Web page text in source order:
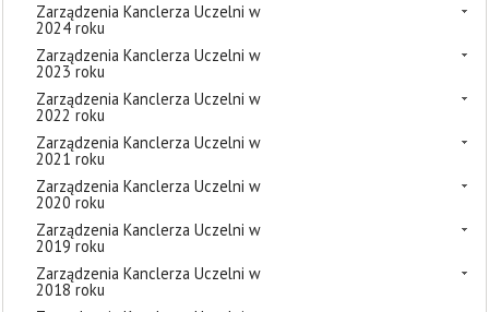
Zarządzenia Kanclerza Uczelni w
2024 roku
Zarządzenia Kanclerza Uczelni w
2023 roku
Zarządzenia Kanclerza Uczelni w
2022 roku
Zarządzenia Kanclerza Uczelni w
2021 roku
Zarządzenia Kanclerza Uczelni w
2020 roku
Zarządzenia Kanclerza Uczelni w
2019 roku
Zarządzenia Kanclerza Uczelni w
2018 roku